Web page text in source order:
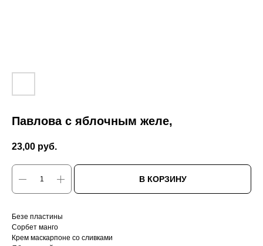
Павлова с яблочным желе,
23,00 руб.
В КОРЗИНУ
Безе пластины
Сорбет манго
Крем маскарпоне со сливками